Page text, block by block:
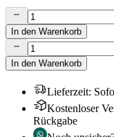
In den Warenkorb
In den Warenkorb
Lieferzeit:
Kostenloser
Rückgabe